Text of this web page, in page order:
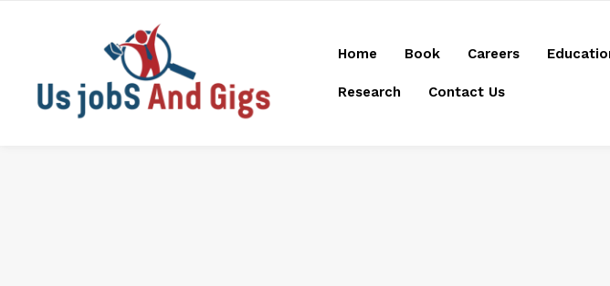
Home Book Careers
Research Contact Us